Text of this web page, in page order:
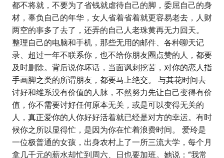
都不将就，不要为了省钱就虐待自己的脚，委屈自己的身
材，辜负自己的年华，女人省着省着就更容易老去，人财
两空的事多了去了，还弄的自己人老珠黄再无力回天。
整理自己的电脑和手机，那些无用的邮件、各种聊天记
录、超过一年不联系你，也不给你朋友圈点赞的人，都要
及时删除。背后说你坏话，当面讽刺挖苦，对你的恋人指
手画脚之类的所谓朋友，都要马上绝交。 与其花时间去
讨好和维系没有价值的人脉，不然努力先让自己变得有价
值，你不需要讨好任何原本无关，或是可以变得无关的
人，真正爱你的人你好好活着就已经是对方的幸运。有时
候你之所以显得忙，是因为你在忙着浪费时间。 爱玲是
一位极普通的女孩，出身农村上了一所三流大学，每个月
拿几千元的薪水却忙到周六、日也要加班。她说：“我常